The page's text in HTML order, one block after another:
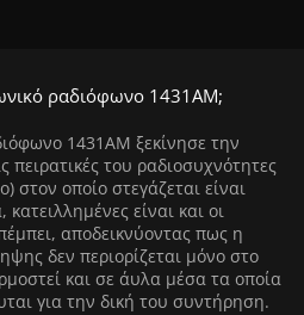
ραδιόφωνο 1431ΑΜ;
1431AM ξεκίνησε την
πειρατικές του ραδιοσυχνότητες
στον οποίο στεγάζεται είναι
είναι και οι
αποδεικνύοντας πως η
δεν περιορίζεται μόνο στο
και σε άυλα μέσα τα οποία
για την δική του συντήρηση.